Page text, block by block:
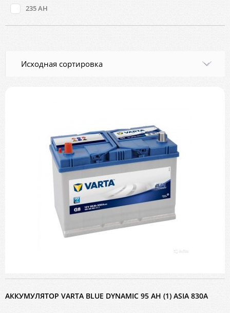
235 AH
АККУМУЛЯТОР VARTA BLUE DYNAMIC 95 AH (1) ASIA 830A